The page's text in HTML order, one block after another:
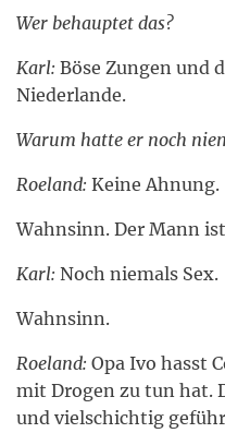
Wer behauptet das?
Karl: Böse Zungen und
Niederlande.
Warum hatte er noch
Roeland: Keine Ahnung.
Wahnsinn. Der Mann
Karl: Noch niemals Sex.
Wahnsinn.
Roeland: Opa Ivo hasst
mit Drogen zu tun hat.
und vielschichtig